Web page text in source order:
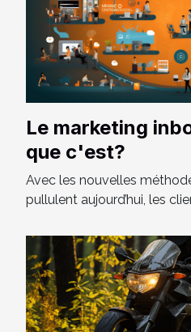
Le marketing
que c'est?
Avec les nouvelles
pullulent aujourd’hui, les